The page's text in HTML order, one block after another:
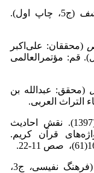
(ج5، چاپ اول).
(محققان: علی‌اکبر
قم: مؤتمرالعالمی
(محقق: عبدالله ‌بن
موسوی، سیدمحسن؛ علی‌نژاد، حجت. (1397). نقش احادیث
قرآن کریم.
(فرهنگ نفیسی،
ج3،